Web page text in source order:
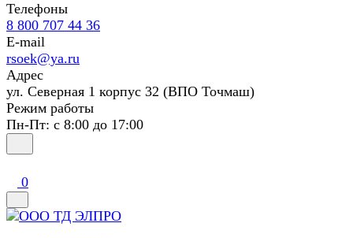
Телефоны
8 800 707 44 36
E-mail
rsoek@ya.ru
Адрес
ул. Северная 1 корпус 32 (ВПО Точмаш)
Режим работы
Пн-Пт: с 8:00 до 17:00
0